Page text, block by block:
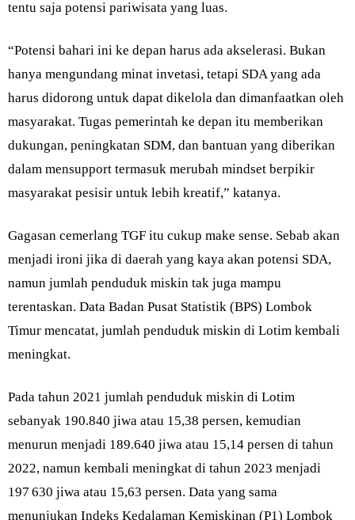
tentu saja potensi pariwisata yang luas.
“Potensi bahari ini ke depan harus ada akselerasi. Bukan
hanya mengundang minat invetasi, tetapi SDA yang ada
harus didorong untuk dapat dikelola dan dimanfaatkan oleh
masyarakat. Tugas pemerintah ke depan itu memberikan
dukungan, peningkatan SDM, dan bantuan yang diberikan
dalam mensupport termasuk merubah mindset berpikir
masyarakat pesisir untuk lebih kreatif,” katanya.
Gagasan cemerlang TGF itu cukup make sense. Sebab akan
menjadi ironi jika di daerah yang kaya akan potensi SDA,
namun jumlah penduduk miskin tak juga mampu
terentaskan. Data Badan Pusat Statistik (BPS) Lombok
Timur mencatat, jumlah penduduk miskin di Lotim kembali
meningkat.
Pada tahun 2021 jumlah penduduk miskin di Lotim
sebanyak 190.840 jiwa atau 15,38 persen, kemudian
menurun menjadi 189.640 jiwa atau 15,14 persen di tahun
2022, namun kembali meningkat di tahun 2023 menjadi
197 630 jiwa atau 15,63 persen. Data yang sama
menunjukan Indeks Kedalaman Kemiskinan (P1) Lombok